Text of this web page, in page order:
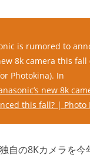
is rumored to
8k camera this fall
Photokina). In
new 8k
this fall? | Photo
自の8Kカメラを今